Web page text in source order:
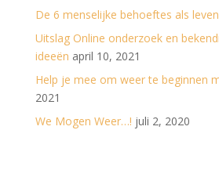
De 6 menselijke behoeftes als
Uitslag Online onderzoek en
ideeën april 10, 2021
Help je mee om weer te beginnen
2021
We Mogen Weer…! juli 2, 2020